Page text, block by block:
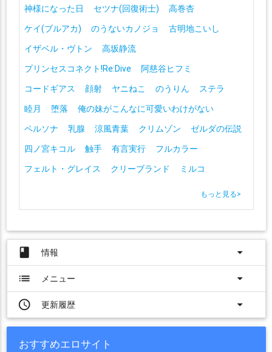
神様になった日 セツナ(回復術士)
高巻杏
ケイ(ブルアカ)
のうないカノジョ
古明地こいし
イザベル・ヴトン
高坂静流
プリンセスコネクト!Re:Dive
阿慈谷ヒフミ
コードギアス
顔射 ヤニねこ のうりん
ステラ
睦月
堕落
俺の妹がこんなに可愛いわけがない
ペルソナ
乳腺 涼風青葉 クリムゾン
ゼルダの伝説
四ノ宮キコル
触手 有言実行
フルカラー
フェルト・グレイス
クリーブランド ミルコ
もっと見る>
book 情報
arrow_drop_down
list
メニュー
arrow_drop_down
access_time
更新履歴 arrow_drop_down
おすすめエロサイト